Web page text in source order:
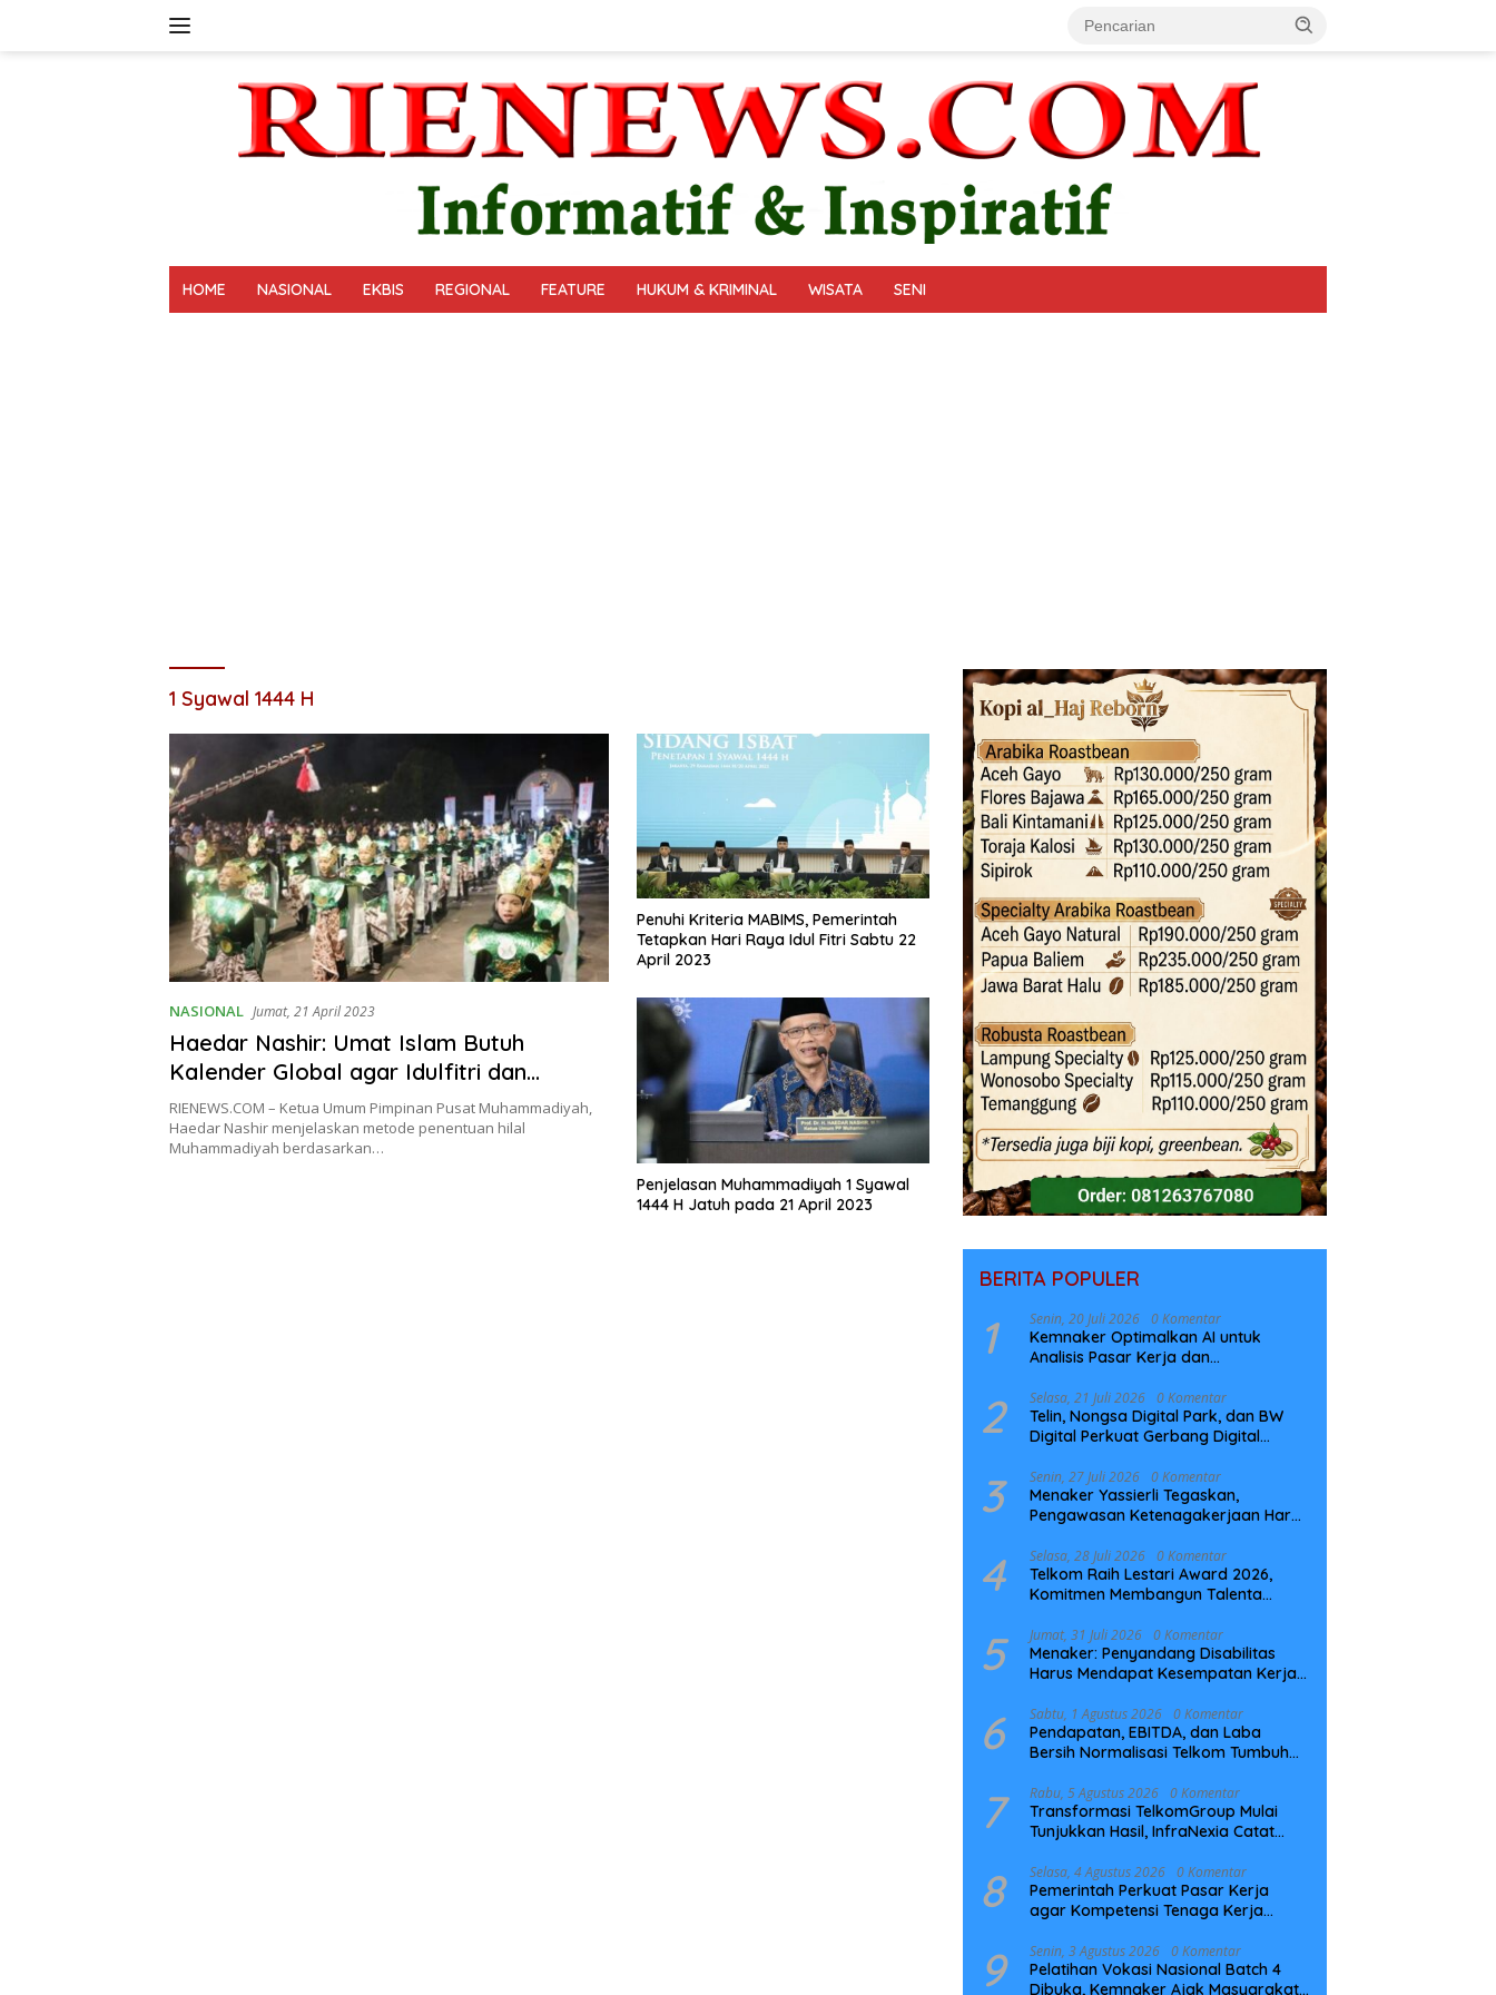
HOME NASIONAL EKBIS REGIONAL FEATURE HUKUM & KRIMINAL WISATA SENI
1 Syawal 1444 H
NASIONAL Jumat, 21 April 2023
Haedar Nashir: Umat Islam Butuh
Kalender Global agar Idulfitri dan
Iduladha Satu
RIENEWS.COM – Ketua Umum Pimpinan Pusat Muhammadiyah,
Haedar Nashir menjelaskan metode penentuan hilal
Muhammadiyah berdasarkan…
Penuhi Kriteria MABIMS, Pemerintah
Tetapkan Hari Raya Idul Fitri Sabtu 22
April 2023
Penjelasan Muhammadiyah 1 Syawal
1444 H Jatuh pada 21 April 2023
BERITA POPULER
1 Senin, 20 Juli 2026 0 Komentar
Kemnaker Optimalkan AI untuk
Analisis Pasar Kerja dan
2 Selasa, 21 Juli 2026 0 Komentar
Telin, Nongsa Digital Park, dan BW
Digital Perkuat Gerbang Digital
NCC
3 Senin, 27 Juli 2026 0 Komentar
Menaker Yassierli Tegaskan,
Pengawasan Ketenagakerjaan Harus
4 Selasa, 28 Juli 2026 0 Komentar
Telkom Raih Lestari Award 2026,
Komitmen Membangun Talenta
5 Jumat, 31 Juli 2026 0 Komentar
Menaker: Penyandang Disabilitas
Harus Mendapat Kesempatan Kerja
6 Sabtu, 1 Agustus 2026 0 Komentar
Pendapatan, EBITDA, dan Laba
Bersih Normalisasi Telkom Tumbuh
7 Rabu, 5 Agustus 2026 0 Komentar
Transformasi TelkomGroup Mulai
Tunjukkan Hasil, InfraNexia Catat
Digital Nasional
8 Selasa, 4 Agustus 2026 0 Komentar
Pemerintah Perkuat Pasar Kerja
agar Kompetensi Tenaga Kerja
9 Senin, 3 Agustus 2026 0 Komentar
Pelatihan Vokasi Nasional Batch 4
Dibuka, Kemnaker Ajak Masyarakat